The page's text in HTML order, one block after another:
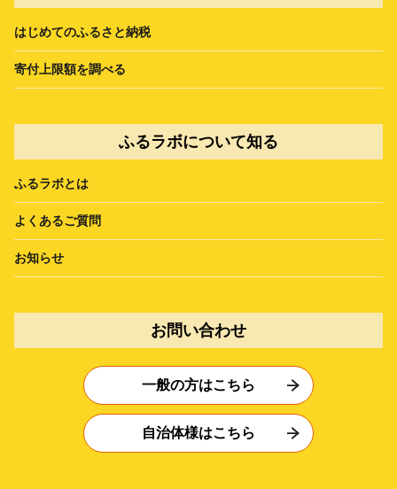
はじめてのふるさと納税
寄付上限額を調べる
ふるラボについて知る
ふるラボとは
よくあるご質問
お知らせ
お問い合わせ
一般の方はこちら
自治体様はこちら